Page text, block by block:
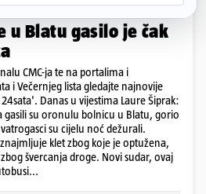
24sata: Požar
u Blatu gasilo je čak
CMC-ja te na portalima i
i Večernjeg lista gledajte najnovije
Danas u vijestima Laure Šiprak:
gasili su oronulu bolnicu u Blatu, gorio
su cijelu noć dežurali.
klet zbog koje je optužena,
švercanja droge. Novi sudar, ovaj